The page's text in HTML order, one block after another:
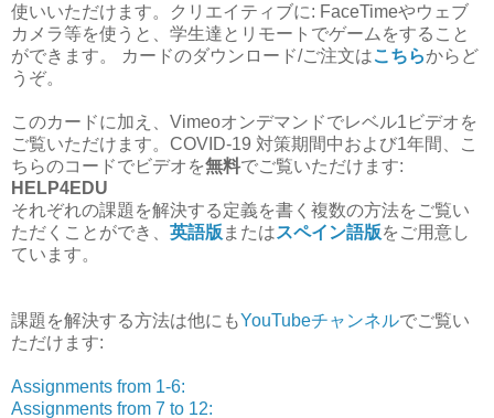
使いいただけます。クリエイティブに: FaceTimeやウェブ
カメラ等を使うと、学生達とリモートでゲームをすること
ができます。 カードのダウンロード/ご注文はこちらからど
うぞ。
このカードに加え、Vimeoオンデマンドでレベル1ビデオを
ご覧いただけます。COVID-19 対策期間中および1年間、こ
ちらのコードでビデオを無料でご覧いただけます:
HELP4EDU
それぞれの課題を解決する定義を書く複数の方法をご覧い
ただくことができ、 英語版 またはスペイン語版をご用意し
ています。
課題を解決する方法は他にもYouTubeチャンネルでご覧い
ただけます:
Assignments from 1-6:
Assignments from 7 to 12: